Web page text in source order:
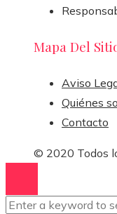
Mapa Del
Aviso
Quiénes
Contacto
© 2020 Todos